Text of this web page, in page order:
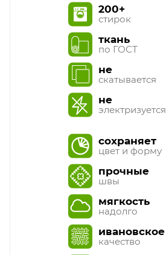
200+
стирок
ткань
по ГОСТ
не
скатывается
не
электризуется
сохраняет
цвет и форму
прочные
швы
мягкость
надолго
ивановское
качество